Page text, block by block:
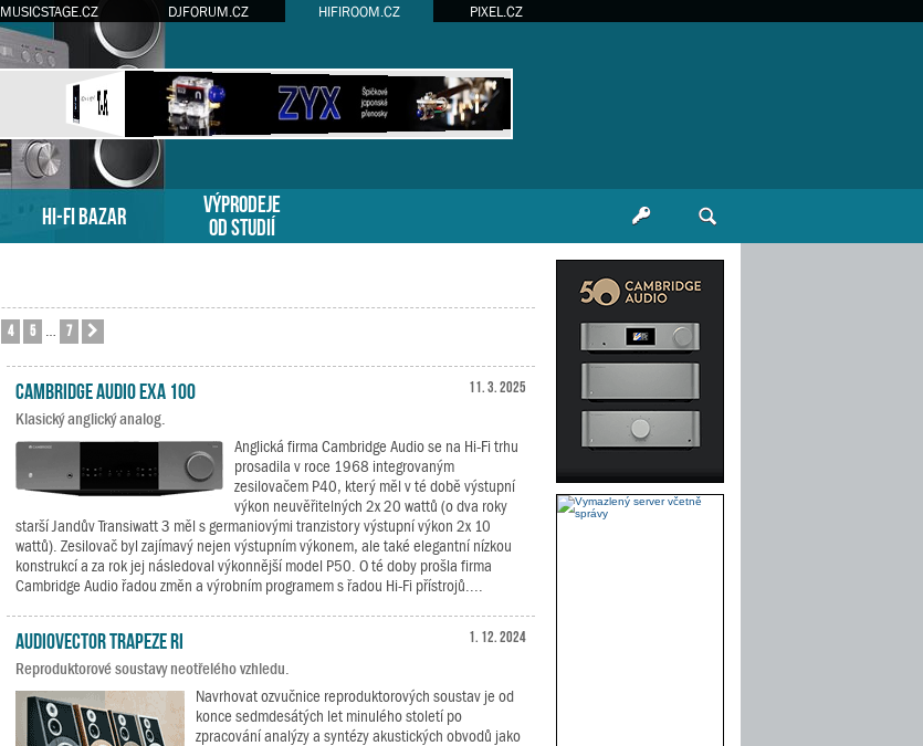
MUSICSTAGE.CZ DJFORUM.CZ HIFIROOM.CZ PIXEL.CZ
HI-FI BAZAR
VÝPRODEJE
OD STUDIÍ
4 5 7
11. 3. 2025
Cambridge Audio EXA 100
Klasický anglický analog.
Anglická firma Cambridge Audio se na Hi-Fi trhu
prosadila v roce 1968 integrovaným
zesilovačem P40, který měl v té době výstupní
výkon neuvěřitelných 2x 20 wattů (o dva roky
starší Jandův Transiwatt 3 měl s germaniovými tranzistory výstupní výkon 2x 10
wattů). Zesilovač byl zajímavý nejen výstupním výkonem, ale také elegantní nízkou
konstrukcí a za rok jej následoval výkonnější model P50. O té doby prošla firma
Cambridge Audio řadou změn a výrobním programem s řadou Hi-Fi přístrojů....
1. 12. 2024
Audiovector Trapeze Ri
Reproduktorové soustavy neotřelého vzhledu.
Navrhovat ozvučnice reproduktorových soustav je od
konce sedmdesátých let minulého století po
zpracování analýzy a syntézy akustických obvodů jako